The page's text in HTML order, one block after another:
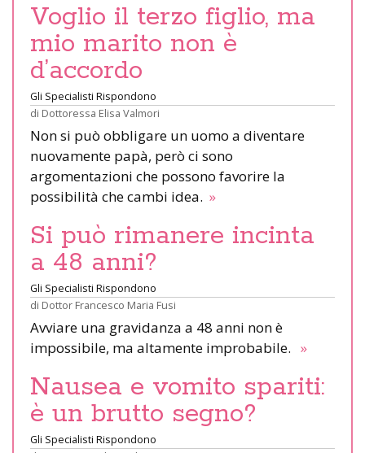
Voglio il terzo figlio, ma
mio marito non è
d’accordo
Gli Specialisti Rispondono
di Dottoressa Elisa Valmori
Non si può obbligare un uomo a diventare
nuovamente papà, però ci sono
argomentazioni che possono favorire la
possibilità che cambi idea. »
Si può rimanere incinta
a 48 anni?
Gli Specialisti Rispondono
di Dottor Francesco Maria Fusi
Avviare una gravidanza a 48 anni non è
impossibile, ma altamente improbabile. »
Nausea e vomito spariti:
è un brutto segno?
Gli Specialisti Rispondono